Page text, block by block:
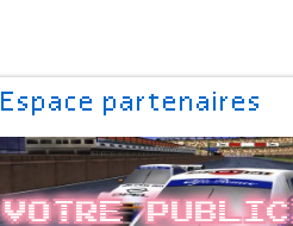
Espace partenaires
Votre